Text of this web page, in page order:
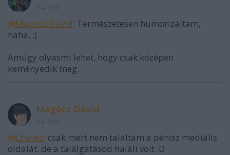
@Magócs Dávid: Természetesen humorizáltam,
haha. :)
Amúgy olyasmi lehet, hogy csak középen
keményedik meg.
Magócs Dávid
@Chavez: csak mert nem találtam a pénisz mediális
oldalát. de a találgatásod haláli volt :D